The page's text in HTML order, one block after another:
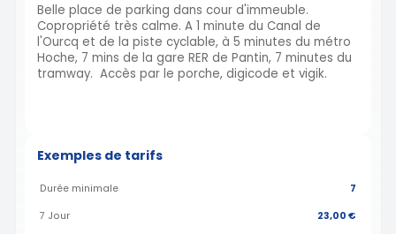
Belle place de parking dans cour d'immeuble.
Copropriété très calme. A 1 minute du Canal de
l'Ourcq et de la piste cyclable, à 5 minutes du métro
Hoche, 7 mins de la gare RER de Pantin, 7 minutes du
tramway. Accès par le porche, digicode et vigik.
Exemples de tarifs
Durée minimale 7
7 Jour 23,00 €